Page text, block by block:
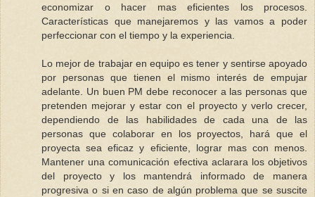
economizar o hacer mas eficientes los procesos.
Características que manejaremos y las vamos a poder
perfeccionar con el tiempo y la experiencia.
Lo mejor de trabajar en equipo es tener y sentirse apoyado
por personas que tienen el mismo interés de empujar
adelante. Un buen PM debe reconocer a las personas que
pretenden mejorar y estar con el proyecto y verlo crecer,
dependiendo de las habilidades de cada una de las
personas que colaborar en los proyectos, hará que el
proyecta sea eficaz y eficiente, lograr mas con menos.
Mantener una comunicación efectiva aclarara los objetivos
del proyecto y los mantendrá informado de manera
progresiva o si en caso de algún problema que se suscite